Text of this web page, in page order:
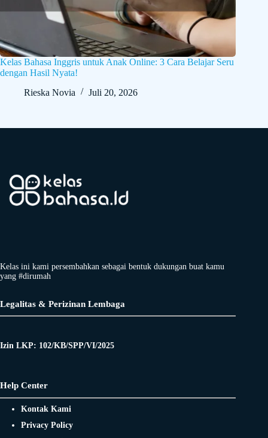
Kelas Bahasa Inggris untuk Anak Online: 3 Cara Belajar Seru
dengan Hasil Nyata!
Rieska Novia
Juli 20, 2026
Kelas ini kami persembahkan sebagai bentuk dukungan buat kamu
yang #dirumah
Legalitas & Perizinan Lembaga
Izin LKP: 102/KB/SPP/VI/2025
Help Center
Kontak Kami
Privacy Policy